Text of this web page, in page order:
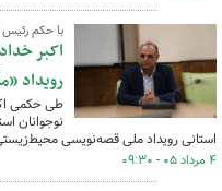
با حکم رئیس
اکبر
رویداد
طی حکمی
نوجوانان
استانی رویداد ملی قصه‌نویسی
۴ مرداد ۰۵ - ۰۹:۳۰